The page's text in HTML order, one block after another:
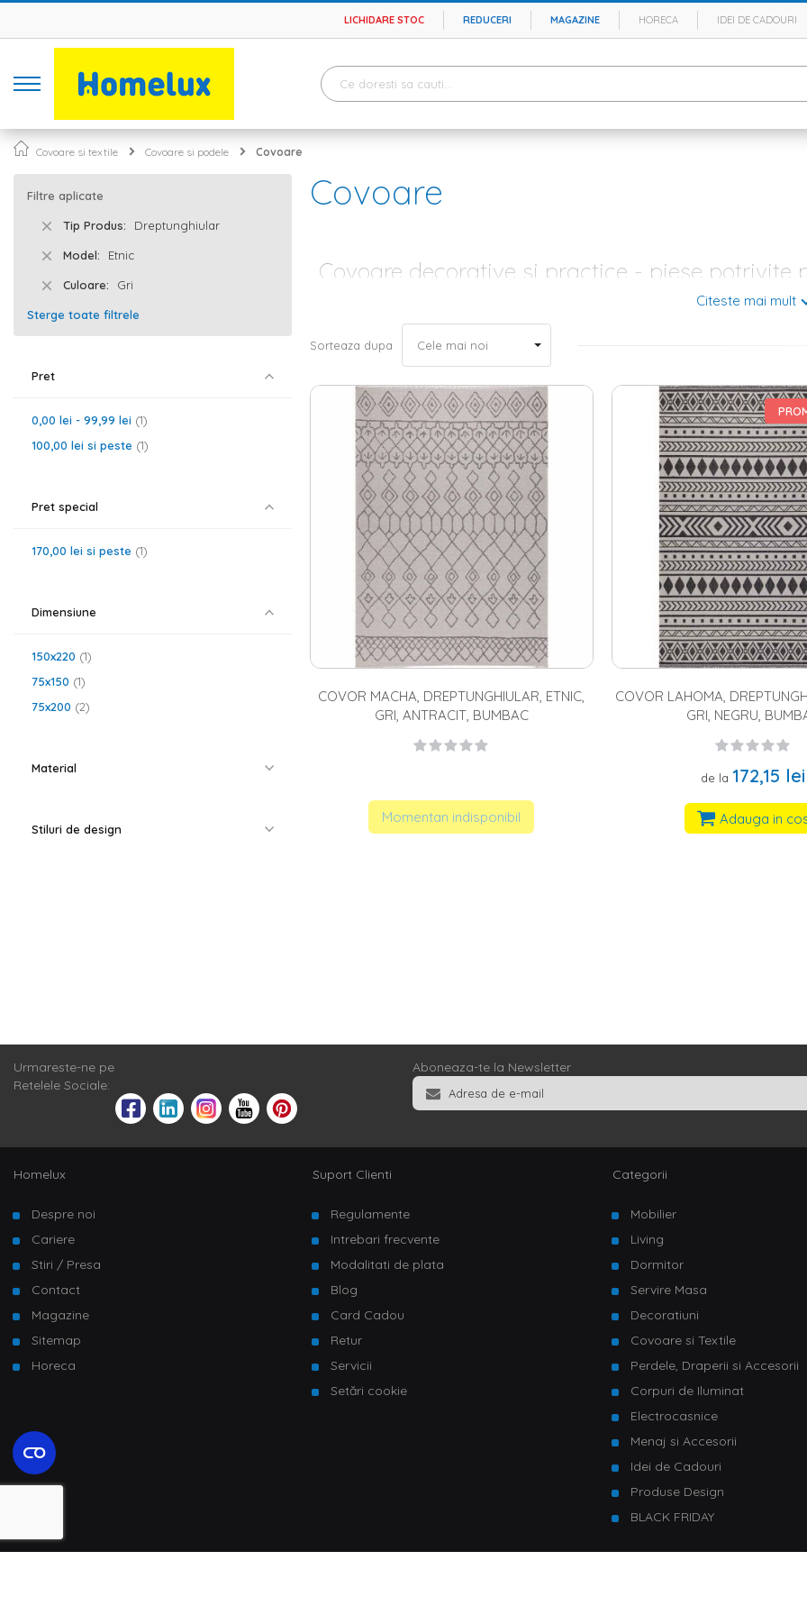
LICHIDARE STOC REDUCERI MAGAZINE HORECA IDEI DE CADOURI
Covoare si textile Covoare si podele Covoare
Covoare
Covoare decorative si practice - piese potrivite
Dintr-o amenajare interioara cu personalitate nu pot lipsi covoarele chic, indiferent
hol sau bucatarie. Fabricate din materiale deosebite, aceste accesorii pot imprima o
eleganta desavarsita. In magazinul Homelux.ro exista diferite tipuri de piese
modele simple sau asimetrice, cu imprimeuri potrivite pentru decoruri moderne,
Covor si traverse mici si mari - diversitate de modele, culori si
Covoarele din magazinul nostru online sunt fabricate din materiale de calitate (acril,
confort termic superior, in culori ce pot satisface gusturile celor mai pretentiosi.
preferate fiind modelele pufoase, ce atrag prin moliciune si prin confortul lor pe cei
abstract, clasic, etnic, floral, geometric, modern, oriental, traditional, uni, in asa fel
poate alege un covor dreptunghiular, cu desen abstract, iar pentru holcovorasele de
mai gasesti sicovoare pentru copii, covoare pentru bucatariesau pentru orice alta
Citeste mai mult
Sorteaza dupa
COVOR MACHA, DREPTUNGHIULAR, ETNIC,
GRI, ANTRACIT, BUMBAC
Momentan indisponibil
COVOR LAHOMA,
GRI, NEGRU,
de la 172,15 lei
Adauga in
Filtre aplicate
Tip Produs Dreptunghiular
Model Etnic
Culoare Gri
Sterge toate filtrele
Pret
0,00 lei - 99,99 lei
1
100,00 lei si peste 1
Pret special
170,00 lei si peste 1
Dimensiune
150x220
1
75x150
1
75x200
2
Material
Stiluri de design
Urmareste-ne pe
Retelele Sociale:
Aboneaza-te la Newsletter
Homelux
Despre noi
Cariere
Stiri / Presa
Contact
Magazine
Sitemap
Horeca
Suport Clienti
Regulamente
Intrebari frecvente
Modalitati de plata
Blog
Card Cadou
Retur
Servicii
Setări cookie
Categorii
Mobilier
Living
Dormitor
Servire Masa
Decoratiuni
Covoare si Textile
Perdele, Draperii si Accesorii
Corpuri de Iluminat
Electrocasnice
Menaj si Accesorii
Idei de Cadouri
Produse Design
BLACK FRIDAY